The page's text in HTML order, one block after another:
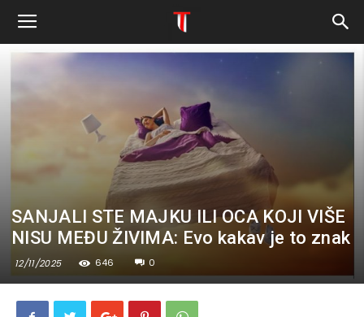
SANJALI STE MAJKU ILI OCA KOJI VIŠE
NISU MEĐU ŽIVIMA: Evo kakav je to znak
12/11/2025 646 0